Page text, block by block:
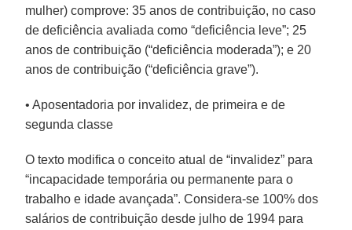
mulher) comprove: 35 anos de contribuição, no caso
de deficiência avaliada como “deficiência leve”; 25
anos de contribuição (“deficiência moderada”); e 20
anos de contribuição (“deficiência grave”).
• Aposentadoria por invalidez, de primeira e de
segunda classe
O texto modifica o conceito atual de “invalidez” para
“incapacidade temporária ou permanente para o
trabalho e idade avançada”. Considera-se 100% dos
salários de contribuição desde julho de 1994 para